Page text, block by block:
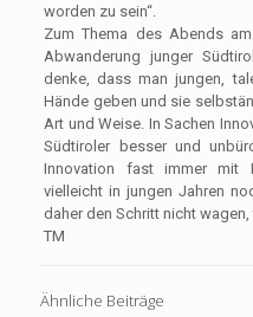
worden zu sein“.
Zum Thema des Abends
Abwanderung junger
denke, dass man jungen,
Hände geben und sie
Art und Weise. In Sachen
Südtiroler besser und
Innovation fast immer mit
vielleicht in jungen Jahren
daher den Schritt nicht wagen,
TM
Ähnliche Beiträge